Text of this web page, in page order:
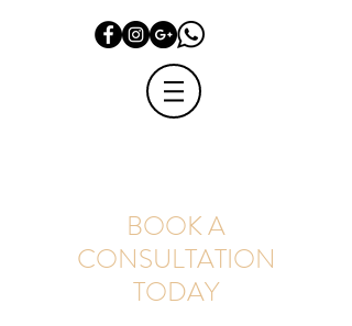
BOOK A
CONSULTATION
TODAY